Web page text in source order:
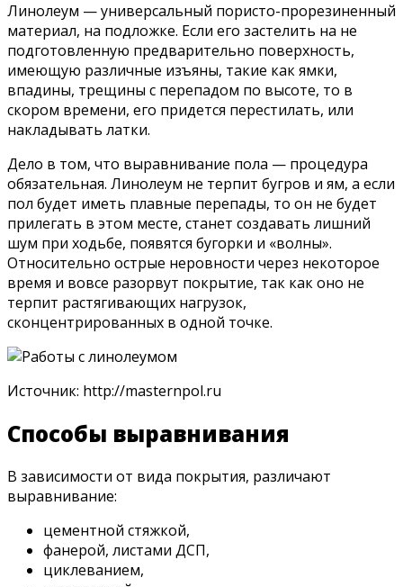
Линолеум — универсальный пористо-прорезиненный
материал, на подложке. Если его застелить на не
подготовленную предварительно поверхность,
имеющую различные изъяны, такие как ямки,
впадины, трещины с перепадом по высоте, то в
скором времени, его придется перестилать, или
накладывать латки.
Дело в том, что выравнивание пола — процедура
обязательная. Линолеум не терпит бугров и ям, а если
пол будет иметь плавные перепады, то он не будет
прилегать в этом месте, станет создавать лишний
шум при ходьбе, появятся бугорки и «волны».
Относительно острые неровности через некоторое
время и вовсе разорвут покрытие, так как оно не
терпит растягивающих нагрузок,
сконцентрированных в одной точке.
Источник: http://masternpol.ru
Способы выравнивания
В зависимости от вида покрытия, различают
выравнивание:
цементной стяжкой,
фанерой, листами ДСП,
циклеванием,